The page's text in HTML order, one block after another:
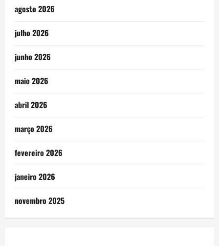
agosto 2026
julho 2026
junho 2026
maio 2026
abril 2026
março 2026
fevereiro 2026
janeiro 2026
novembro 2025